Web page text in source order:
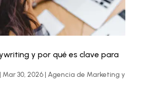
y por qué es clave para
Mar 30, 2026| Agencia de Marketing y